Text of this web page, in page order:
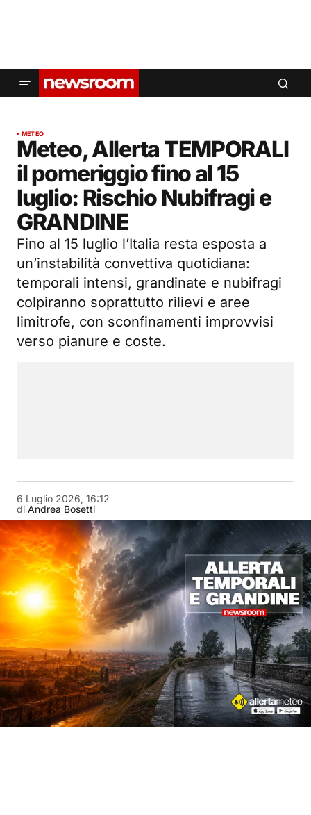
METEO
Meteo, Allerta TEMPORALI
il pomeriggio fino al 15
luglio: Rischio Nubifragi e
GRANDINE
Fino al 15 luglio l’Italia resta esposta a
un’instabilità convettiva quotidiana:
temporali intensi, grandinate e nubifragi
colpiranno soprattutto rilievi e aree
limitrofe, con sconfinamenti improvvisi
verso pianure e coste.
di Andrea Bosetti
6 Luglio 2026, 16:12